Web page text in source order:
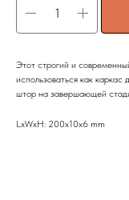
Этот строгий и
использоваться как
штор на завершающей
LxWxH: 200x10x6 mm